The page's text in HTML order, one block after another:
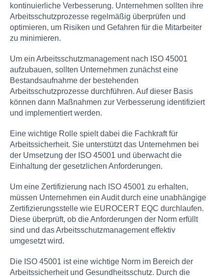
kontinuierliche Verbesserung. Unternehmen sollten ihre
Arbeitsschutzprozesse regelmäßig überprüfen und
optimieren, um Risiken und Gefahren für die Mitarbeiter
zu minimieren.
Um ein Arbeitsschutzmanagement nach ISO 45001
aufzubauen, sollten Unternehmen zunächst eine
Bestandsaufnahme der bestehenden
Arbeitsschutzprozesse durchführen. Auf dieser Basis
können dann Maßnahmen zur Verbesserung identifiziert
und implementiert werden.
Eine wichtige Rolle spielt dabei die Fachkraft für
Arbeitssicherheit. Sie unterstützt das Unternehmen bei
der Umsetzung der ISO 45001 und überwacht die
Einhaltung der gesetzlichen Anforderungen.
Um eine Zertifizierung nach ISO 45001 zu erhalten,
müssen Unternehmen ein Audit durch eine unabhängige
Zertifizierungsstelle wie EUROCERT EQC durchlaufen.
Diese überprüft, ob die Anforderungen der Norm erfüllt
sind und das Arbeitsschutzmanagement effektiv
umgesetzt wird.
Die ISO 45001 ist eine wichtige Norm im Bereich der
Arbeitssicherheit und Gesundheitsschutz. Durch die